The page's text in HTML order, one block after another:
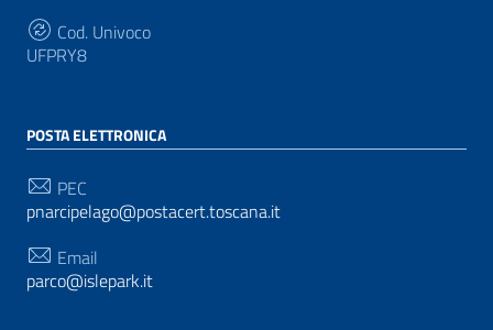
Cod. Univoco
UFPRY8
POSTA ELETTRONICA
PEC
pnarcipelago@postacert.toscana.it
Email
parco@islepark.it